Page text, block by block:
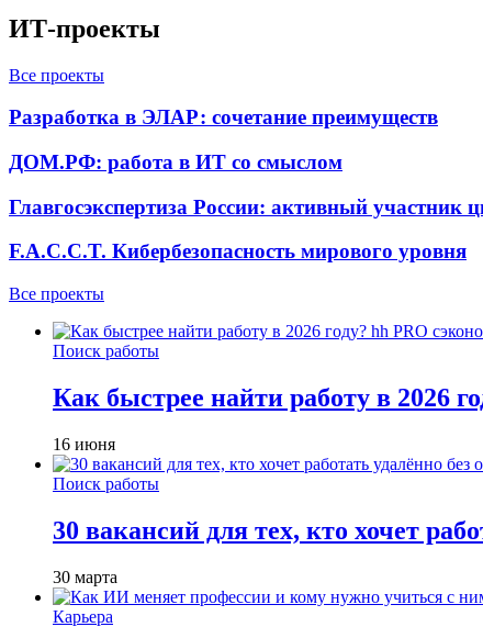
ИТ-проекты
Все проекты
Разработка в ЭЛАР: сочетание преимуществ
ДОМ.РФ: работа в ИТ со смыслом
Главгосэкспертиза России: активный участник
F.A.C.C.T. Кибербезопасность мирового уровня
Все проекты
Поиск работы
Как быстрее найти работу в 2026
16 июня
Поиск работы
30 вакансий для тех, кто хочет
30 марта
Карьера